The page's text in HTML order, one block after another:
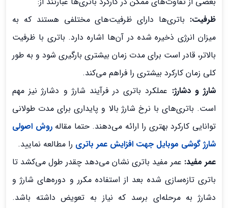
ظرفیت: باتری‌ها دارای ظرفیت‌های مختلفی هستند که به
میزان انرژی ذخیره شده در آن‌ها اشاره دارد. باتری با ظرفیت
بالاتر، قادر است برای مدت زمان بیشتری بارگیری شود و به طور
کلی زمان کارکرد بیشتری را فراهم می‌کند.
شارژ و دشارژ: عملکرد باتری در فرآیند شارژ و دشارژ نیز مهم
است. باتری‌های با نرخ شارژ بالا و پایداری برای مدت طولانی
توانایی کارکرد بهتری را ارائه می‌دهند. حتما مقالهروش اصولی
شارژ گوشی موبایل جهت افزایش عمر باتری را مطالعه نمایید.
عمر مفید: عمر مفید باتری نشان می‌دهد چقدر طول می‌کشد تا
باتری تازه‌سازی شده بعد از استفاده مکرر و دوره‌های شارژ و
دشارژ به مرحله‌ای برسد که نیاز به تعویض داشته باشد.